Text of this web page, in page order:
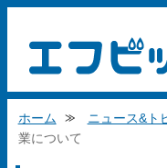
ホーム ニュース&ト
業について